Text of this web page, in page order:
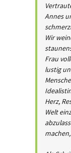
Annes
Wir
Frau
lustig
Herz,
Welt